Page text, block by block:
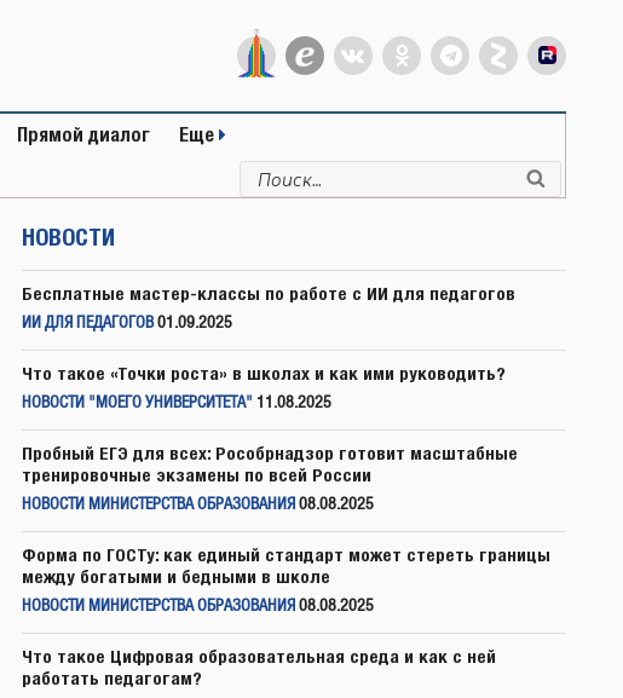
Прямой диалог Еще
Искать:
НОВОСТИ
Бесплатные мастер-классы по работе с ИИ для педагогов
ИИ ДЛЯ ПЕДАГОГОВ 01.09.2025
Что такое «Точки роста» в школах и как ими руководить?
НОВОСТИ "МОЕГО УНИВЕРСИТЕТА" 11.08.2025
Пробный ЕГЭ для всех: Рособрнадзор готовит масштабные
тренировочные экзамены по всей России
НОВОСТИ МИНИСТЕРСТВА ОБРАЗОВАНИЯ 08.08.2025
Форма по ГОСТу: как единый стандарт может стереть границы
между богатыми и бедными в школе
НОВОСТИ МИНИСТЕРСТВА ОБРАЗОВАНИЯ 08.08.2025
Что такое Цифровая образовательная среда и как с ней
работать педагогам?